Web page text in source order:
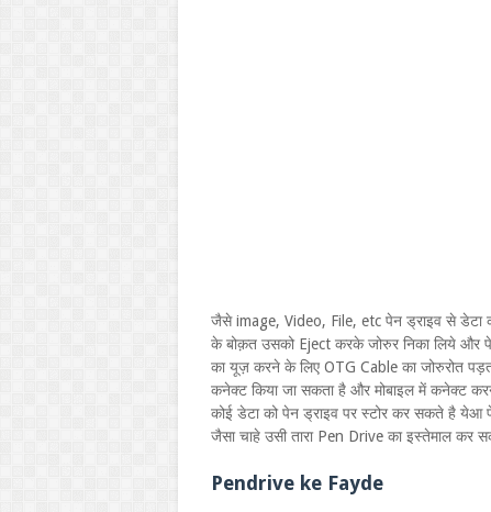
जैसे image, Video, File, etc पेन ड्राइव से डेटा
के बोक़त उसको Eject करके जोरुर निका लिये और
का यूज़ करने के लिए OTG Cable का जोरुरोत
कनेक्ट किया जा सकता है और मोबाइल में कनेक्ट
कोई डेटा को पेन ड्राइव पर स्टोर कर सकते है येआ
जैसा चाहे उसी तारा Pen Drive का इस्तेमाल कर
Pendrive ke Fayde